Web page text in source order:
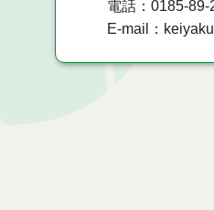
電話：0185-89-
E-mail：